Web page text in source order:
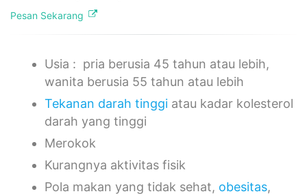
Pesan Sekarang
Usia : pria berusia 45 tahun atau lebih,
wanita berusia 55 tahun atau lebih
Tekanan darah tinggi atau kadar kolesterol
darah yang tinggi
Merokok
Kurangnya aktivitas fisik
Pola makan yang tidak sehat, obesitas,